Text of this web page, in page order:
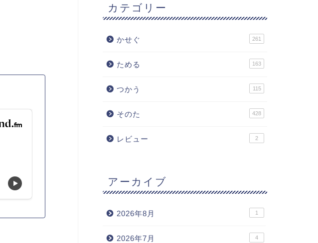
カテゴリー
かせぐ 261
ためる 163
つかう 115
そのた 428
レビュー 2
アーカイブ
2026年8月 1
2026年7月 4